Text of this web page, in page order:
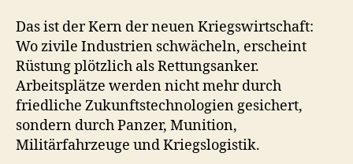
Das ist der Kern der neuen Kriegswirtschaft:
Wo zivile Industrien schwächeln, erscheint
Rüstung plötzlich als Rettungsanker.
Arbeitsplätze werden nicht mehr durch
friedliche Zukunftstechnologien gesichert,
sondern durch Panzer, Munition,
Militärfahrzeuge und Kriegslogistik.